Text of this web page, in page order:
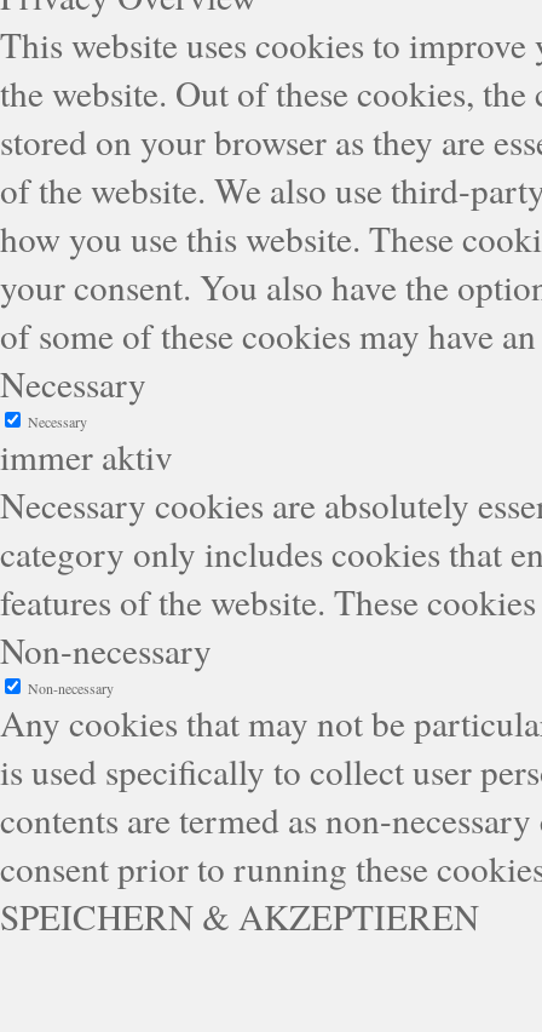
This website uses cookies to
the website. Out of these cookies,
stored on your browser as they are
of the website. We also use third-
how you use this website. These
your consent. You also have the
of some of these cookies may have
Necessary
Necessary
immer aktiv
Necessary cookies are absolutely
category only includes cookies that
features of the website. These
Non-necessary
Non-necessary
Any cookies that may not be
is used specifically to collect user
contents are termed as non-
consent prior to running these
SPEICHERN & AKZEPTIEREN